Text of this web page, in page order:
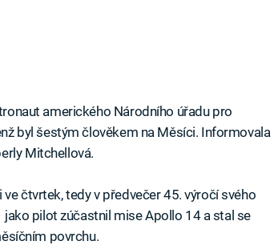
amerického Národního úřadu pro
byl šestým člověkem na Měsíci. Informovala
Mitchellová.
čtvrtek, tedy v předvečer 45. výročí svého
pilot zúčastnil mise Apollo 14 a stal se
povrchu.